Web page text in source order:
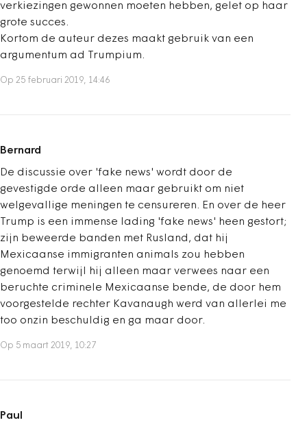
verkiezingen gewonnen moeten hebben, gelet op haar
grote succes.
Kortom de auteur dezes maakt gebruik van een
argumentum ad Trumpium.
Op 25 februari 2019, 14:46
Bernard
De discussie over 'fake news' wordt door de
gevestigde orde alleen maar gebruikt om niet
welgevallige meningen te censureren. En over de heer
Trump is een immense lading 'fake news' heen gestort;
zijn beweerde banden met Rusland, dat hij
Mexicaanse immigranten animals zou hebben
genoemd terwijl hij alleen maar verwees naar een
beruchte criminele Mexicaanse bende, de door hem
voorgestelde rechter Kavanaugh werd van allerlei me
too onzin beschuldig en ga maar door.
Op 5 maart 2019, 10:27
Paul